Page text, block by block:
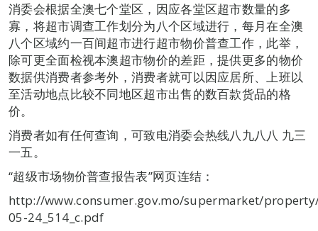
消委会根据全澳七个堂区，因应各堂区超市数量的多
寡，将超市调查工作划分为八个区域进行，每月在全澳
八个区域约一百间超市进行超市物价普查工作，此举，
除可更全面检视本澳超市物价的差距，提供更多的物价
数据供消费者参考外，消费者就可以因应居所、上班以
至活动地点比较不同地区超市出售的数百款货品的格
价。
消费者如有任何查询，可致电消委会热线八九八八 九三
一五。
“超级市场物价普查报告表”网页连结：
http://www.consumer.gov.mo/supermarket/
05-24_514_c.pdf